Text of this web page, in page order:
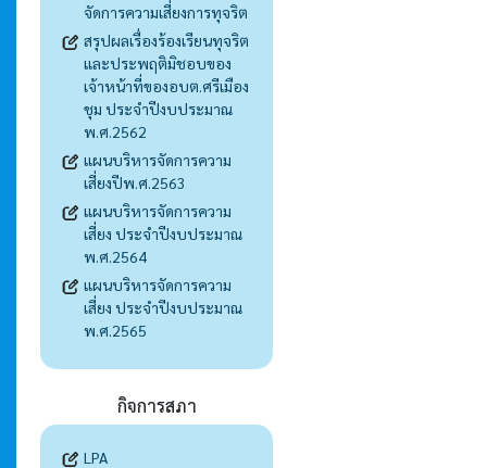
จัดการความเสี่ยงการทุจริต
สรุปผลเรื่องร้องเรียนทุจริต
และประพฤติมิชอบของ
เจ้าหน้าที่ของอบต.ศรีเมือง
ชุม ประจำปีงบประมาณ
พ.ศ.2562
แผนบริหารจัดการความ
เสี่ยงปีพ.ศ.2563
แผนบริหารจัดการความ
เสี่ยง ประจำปีงบประมาณ
พ.ศ.2564
แผนบริหารจัดการความ
เสี่ยง ประจำปีงบประมาณ
พ.ศ.2565
กิจการสภา
LPA